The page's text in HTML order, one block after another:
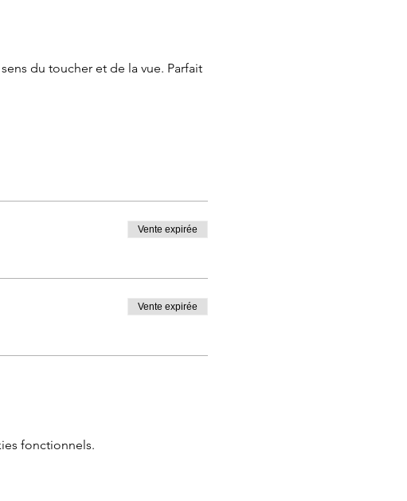
du toucher et de la vue. Parfait
Vente expirée
Vente expirée
fonctionnels.